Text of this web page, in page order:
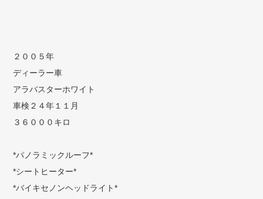
２００５年
ディーラー車
アラバスターホワイト
車検２４年１１月
３６０００キロ
*パノラミックルーフ*
*シートヒーター*
*バイキセノンヘッドライト*